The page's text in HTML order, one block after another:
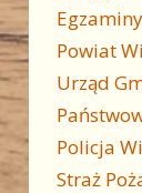
Powiat
Urząd
Policja
Straż